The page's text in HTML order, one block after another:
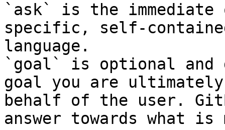
`ask` is the
specific, self-
language.
`goal` is optional and
goal you are
behalf of the user.
answer towards what